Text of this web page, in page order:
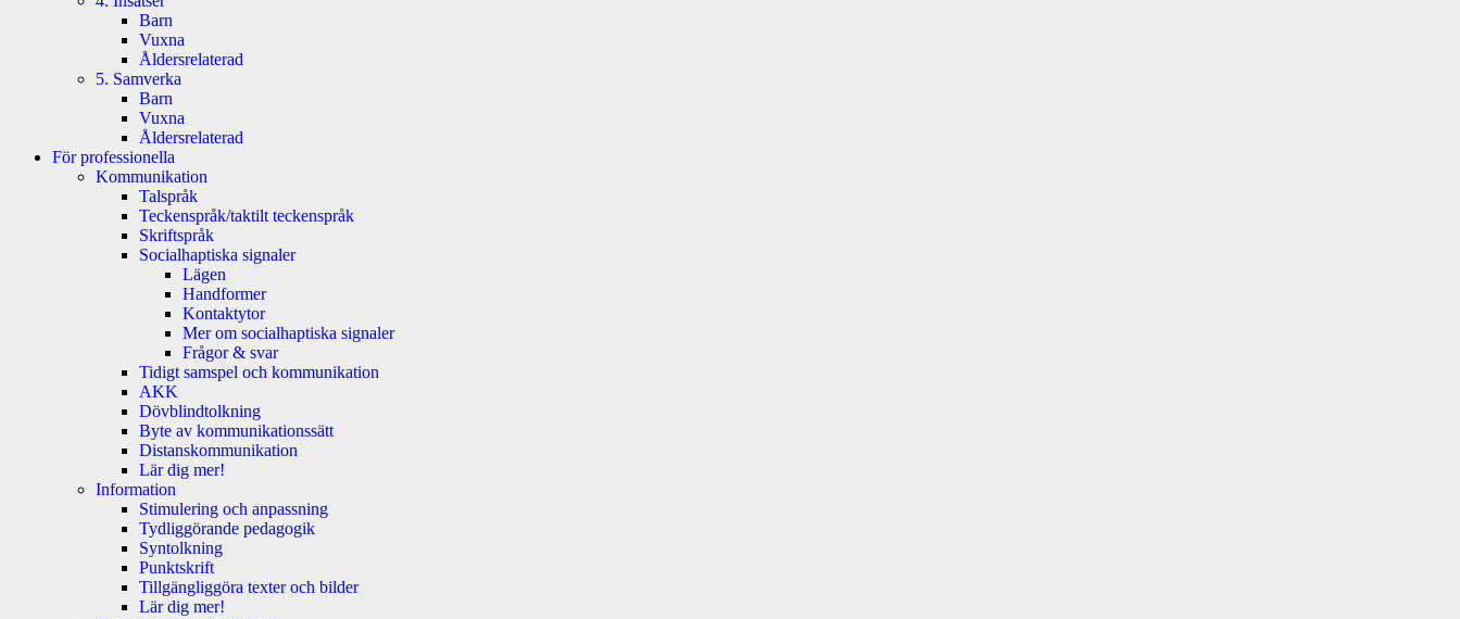
Barn
Vuxna
Åldersrelaterad
5. Samverka
Barn
Vuxna
Åldersrelaterad
För professionella
Kommunikation
Talspråk
Teckenspråk/taktilt teckenspråk
Skriftspråk
Socialhaptiska signaler
Lägen
Handformer
Kontaktytor
Mer om socialhaptiska signaler
Frågor & svar
Tidigt samspel och kommunikation
AKK
Dövblindtolkning
Byte av kommunikationssätt
Distanskommunikation
Lär dig mer!
Information
Stimulering och anpassning
Tydliggörande pedagogik
Syntolkning
Punktskrift
Tillgängliggöra texter och bilder
Lär dig mer!